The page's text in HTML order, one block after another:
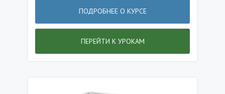
ПОДРОБНЕЕ О КУРСЕ
ПЕРЕЙТИ К УРОКАМ